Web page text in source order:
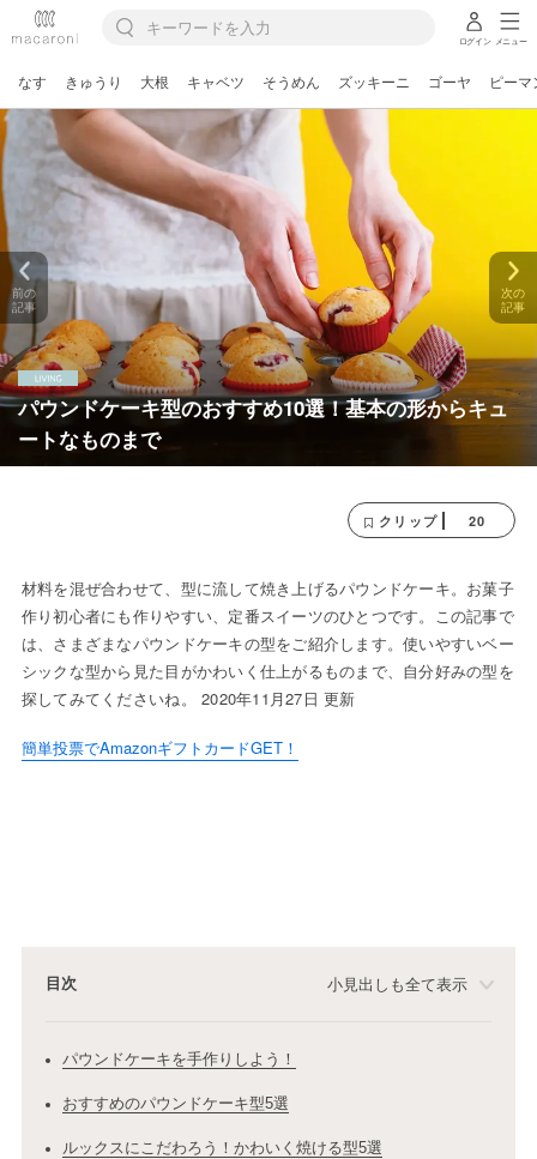
ログイン メニュー
なす きゅうり 大根 キャベツ そうめん ズッキーニ ゴーヤ ピーマ
パウンドケーキ型のおすすめ10選！基本の形からキュ
ートなものまで
前の
記事
次の
記事
クリップ 20
材料を混ぜ合わせて、型に流して焼き上げるパウンドケーキ。お菓子
作り初心者にも作りやすい、定番スイーツのひとつです。この記事で
は、さまざまなパウンドケーキの型をご紹介します。使いやすいベー
シックな型から見た目がかわいく仕上がるものまで、自分好みの型を
探してみてくださいね。 2020年11月27日 更新
簡単投票でAmazonギフトカードGET！
目次 小見出しも全て表示
パウンドケーキを手作りしよう！
おすすめのパウンドケーキ型5選
ルックスにこだわろう！かわいく焼ける型5選